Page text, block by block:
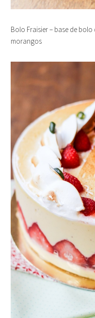
Bolo Fraisier – base de
morangos